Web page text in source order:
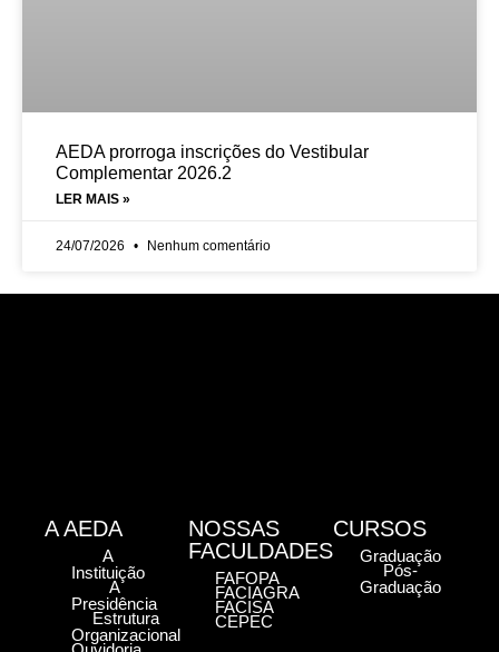
AEDA prorroga inscrições do Vestibular
Complementar 2026.2
LER MAIS »
24/07/2026 Nenhum comentário
A AEDA
A
Instituição
A
Presidência
Estrutura
Organizacional
NOSSAS
FACULDADES
FAFOPA
FACIAGRA
FACISA
CEPEC
CURSOS
Graduação
Pós-
Graduação